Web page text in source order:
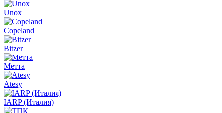
Unox
Copeland
Bitzer
Метта
Atesy
IARP (Италия)